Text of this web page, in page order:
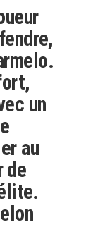
un
au
de